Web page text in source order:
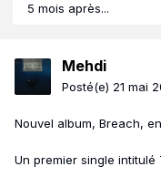
5 mois après...
Mehdi
Posté(e) 21 mai
Nouvel album, Breach,
Un premier single intitulé